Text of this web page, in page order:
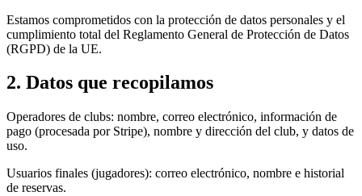
Estamos comprometidos con la protección de datos personales y el
cumplimiento total del Reglamento General de Protección de Datos
(RGPD) de la UE.
2. Datos que recopilamos
Operadores de clubs: nombre, correo electrónico, información de
pago (procesada por Stripe), nombre y dirección del club, y datos de
uso.
Usuarios finales (jugadores): correo electrónico, nombre e historial
de reservas.